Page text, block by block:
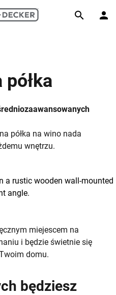
content
półka
półka na wino nada
wnętrzu.
miejescem na
i będzie świetnie się
domu.
będziesz